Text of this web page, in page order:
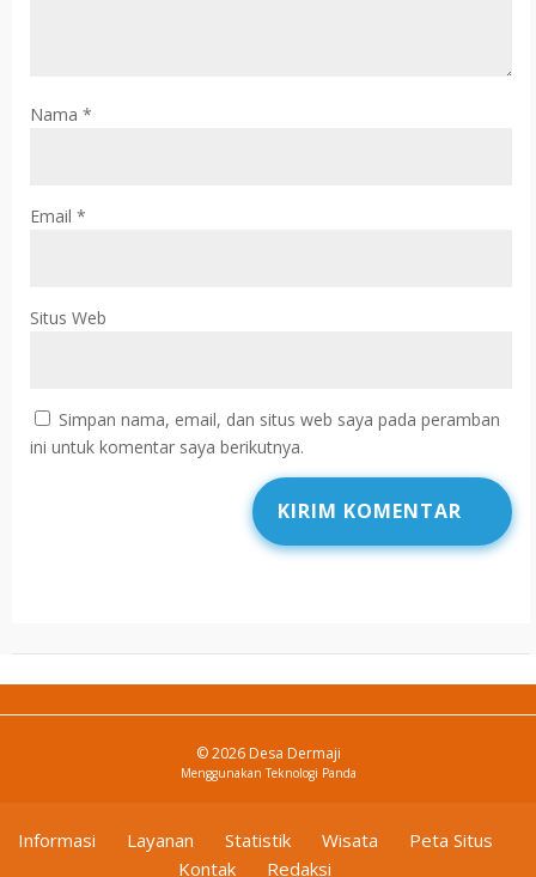
Nama *
Email *
Situs Web
Simpan nama, email, dan situs web saya pada peramban
ini untuk komentar saya berikutnya.
© 2026 Desa Dermaji
MenggunakanTeknologi Panda
Informasi Layanan Statistik Wisata
Peta Situs
Kontak
Redaksi